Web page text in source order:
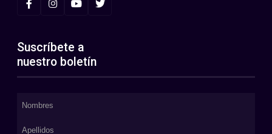
Suscríbete a
nuestro boletín